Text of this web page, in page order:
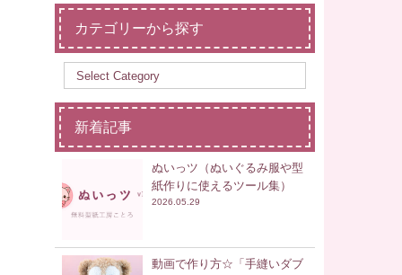
カテゴリーから探す
新着記事
ぬいっツ（ぬいぐるみ服や型
紙作りに使えるツール集）
2026.05.29
動画で作り方☆「手縫いダブ